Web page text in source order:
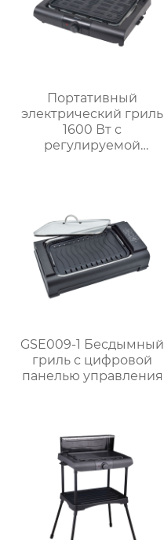
Портативный
электрический гриль
1600 Вт с
регулируемой
GSE009-1 Бесдымный
гриль с цифровой
панелью управления